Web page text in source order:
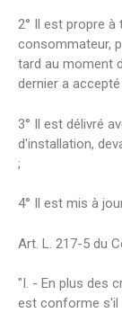
2° Il est propre à
consommateur,
tard au moment
dernier a accepté
3° Il est délivré
d'installation,
;
4° Il est mis à
Art. L. 217-5 du
"I. - En plus des
est conforme s'il